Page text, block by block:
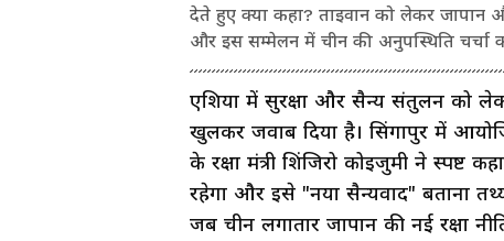
देते हुए क्या कहा? ताइवान को लेकर जापान
और इस सम्मेलन में चीन की अनुपस्थिति चर्चा
एशिया में सुरक्षा और सैन्य संतुलन को
खुलकर जवाब दिया है। सिंगापुर में
के रक्षा मंत्री शिंजिरो कोइजुमी ने स्पष्ट
रहेगा और इसे "नया सैन्यवाद" बताना
जब चीन लगातार जापान की नई रक्षा